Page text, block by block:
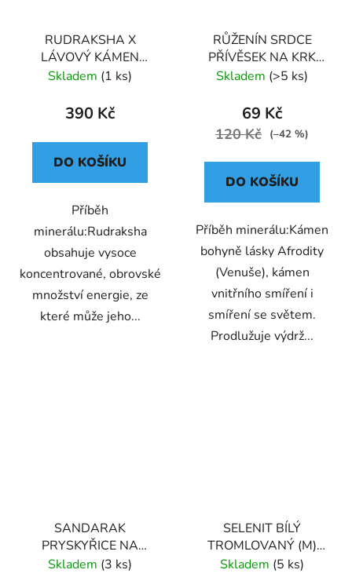
RUDRAKSHA X
LÁVOVÝ KÁMEN
NÁRAMEK
DEKORACÍ (UNISEX) 6
Skladem (1 ks)
390 Kč
DO KOŠÍKU
Příběh
minerálu:Rudraksha
obsahuje vysoce
koncentrované, obrovské
množství energie, ze
které může jeho...
RŮŽENÍN SRDCE
PŘÍVĚSEK NA KRK
(925) STŘÍBRNÝ
Skladem (>5 ks)
69 Kč
120 Kč (–42 %)
DO KOŠÍKU
Příběh minerálu:Kámen
bohyně lásky Afrodity
(Venuše), kámen
vnitřního smíření i
smíření se světem.
Prodlužuje výdrž...
SANDARAK
PRYSKYŘICE NA
VYKUŘOVÁNÍ (20g)
Skladem (3 ks)
SELENIT BÍLÝ
TROMLOVANÝ (M)
MAROKO
Skladem (5 ks)